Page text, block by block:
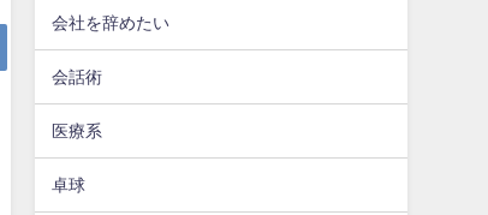
会社を辞めたい
会話術
医療系
卓球